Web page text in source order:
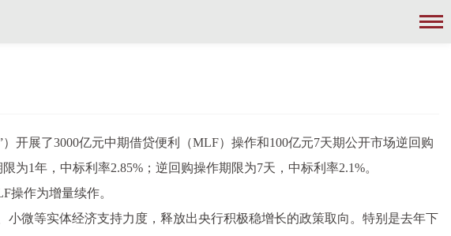
开展了3000亿元中期借贷便利（MLF）操作和100亿元7天期公开市场逆回购
1年，中标利率2.85%；逆回购操作期限为7天，中标利率2.1%。
操作为增量续作。
微等实体经济支持力度，释放出央行积极稳增长的政策取向。特别是去年下